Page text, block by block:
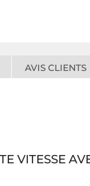
AVIS CLIENTS
VITESSE